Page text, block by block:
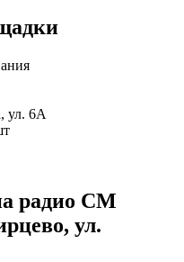
ул. 6А
радио СМ
ул.